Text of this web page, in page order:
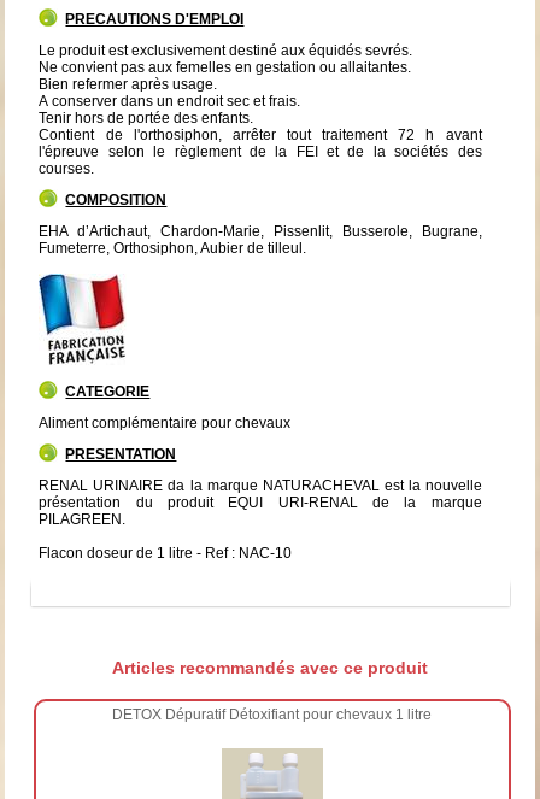
PRECAUTIONS D'EMPLOI
Le produit est exclusivement destiné aux équidés sevrés.
Ne convient pas aux femelles en gestation ou allaitantes.
Bien refermer après usage.
A conserver dans un endroit sec et frais.
Tenir hors de portée des enfants.
Contient de l'orthosiphon, arrêter tout traitement 72 h avant
l'épreuve selon le règlement de la FEI et de la sociétés des
courses.
COMPOSITION
EHA d’Artichaut, Chardon-Marie, Pissenlit, Busserole, Bugrane,
Fumeterre, Orthosiphon, Aubier de tilleul.
CATEGORIE
Aliment complémentaire pour chevaux
PRESENTATION
RENAL URINAIRE da la marque NATURACHEVAL est la nouvelle
présentation du produit EQUI URI-RENAL de la marque
PILAGREEN.
Flacon doseur de 1 litre - Ref : NAC-10
Articles recommandés avec ce produit
DETOX Dépuratif Détoxifiant pour chevaux 1 litre